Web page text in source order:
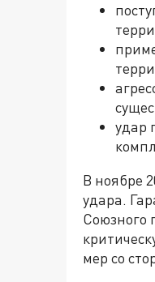
удар
В ноябре
удара.
Союзного
мер со